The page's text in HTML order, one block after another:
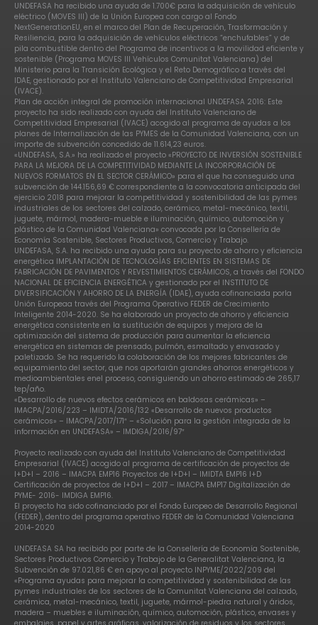
UNDEFASA ha recibido una ayuda de 1.700€ para la adquisición de vehículo
eléctrico (MOVES III) de la Unión Europea con cargo al Fondo
NextGenerationEU, en el marco del Plan de Recuperación, Trasformación y
Resiliencia, para la adquisición de vehículos eléctricos “enchufables” y de
pila combustible dentro del Programa de incentivos a la movilidad eficiente y
sostenible (Programa MOVES III Vehículos Comunitat Valenciana) del
Ministerio para la Transición Ecológica y el Reto Demográfico a través del
IDAE, gestionado por el Instituto Valenciano de Competitividad Empresarial
(IVACE).
Plan de acción integral de promoción internacional UNDEFASA 2016: Este
proyecto ha sido realizado con ayuda del Instituto Valenciano de
Competitividad Empresarial (IVACE) acogido al programa de ayudas a los
planes de Internalización de las PYMES de la Comunidad Valenciana, con un
importe de subvención concedido de 11.614,23 euros.
«UNDEFASA, S.A.» ha realizado el proyecto «PROYECTO DE INVERSIÓN SOSTENIBLE
PARA LA MEJORA DE LA COMPETITIVIDAD MEDIANTE LA INCORPORACIÓN DE
NUEVOS FORMATOS EN EL SECTOR CERÁMICO» para el que ha conseguido una
subvención de 144.156,69 € correspondiente a la convocatoria anticipada del
ejercicio 2018 para mejorar la competitividad y sostenibilidad de las pymes
industriales de los sectores del calzado, cerámico, metal-mecánico, textil,
juguete, mármol, madera-mueble e iluminación, químico, automoción y
plástico de la Comunidad Valenciana» convocada por la Consellería de
Economía Sostenible, Sectores Productivos, Comercio y Trabajo.
UNDEFASA, S.A. ha recibido una ayuda para su proyecto de ahorro y eficiencia
energética IMPLANTACIÓN DE TECNOLOGÍAS EFICIENTES EN SISTEMAS DE
FABRICACIÓN DE PAVIMENTOS Y REVESTIMIENTOS CERÁMICOS, a través del FONDO
NACIONAL DE EFICIENCIA ENERGÉTICA y gestionado por el INSTITUTO DE
DIVERSIFICACIÓN Y AHORRO DE LA ENERGÍA (IDAE), ayuda cofinanciada porla
Unión Europeaa través del Programa Operativo FEDER de Crecimiento
Inteligente 2014-2020. Se ha elaborado un proyecto de ahorro y eficiencia
energética consistente en la sustitución de equipos y mejora de la
optimización del sistema de producción para aumentar la eficiencia
energética en sistemas de prensado, pulmón, esmaltado y envasado y
paletizado. Se ha requerido la colaboración de los mejores fabricantes de
equipamiento del sector, que nos aportarán grandes ahorros energéticos y
medioambientales enel proceso, consiguiendo un ahorro estimado de 265,17
tep/año.
«Desarrollo de nuevos efectos cerámicos en baldosas cerámicas» –
IMACPA/2016/223 – IMIDTA/2016/132 «Desarrollo de nuevos productos
cerámicos» – IMACPA/2017/171″ – «Solución para la gestión integrada de la
información en UNDEFASA» – IMDIGA/2016/97″
Proyecto realizado con ayuda del Instituto Valenciano de Competitividad
Empresarial (IVACE) acogido al programa de certificación de proyectos de
I+D+I – 2016 – IMACPA EMP16 Proyectos de I+D+I – IMIDTA EMP16 I+D
Certificación de proyectos de I+D+I – 2017 – IMACPA EMP17 Digitalización de
PYME- 2016- IMDIGA EMP16.
El proyecto ha sido cofinanciado por el Fondo Europeo de Desarrollo Regional
(FEDER), dentro del programa operativo FEDER de la Comunidad Valenciana
2014-2020
UNDEFASA SA ha recibido por parte de la Consellería de Economía Sostenible,
Sectores Productivos Comercio y Trabajo de la Generalitat Valenciana, la
Subvención de 97.021,86 € en apoyo al proyecto INPYME/2022/209 del
«Programa ayudas para mejorar la competitividad y sostenibilidad de las
pymes industriales de los sectores de la Comunitat Valenciana del calzado,
cerámica, metal-mecánico, textil, juguete, mármol-piedra natural y áridos,
madera – muebles e iluminación, químico, automoción, plástico, envases y